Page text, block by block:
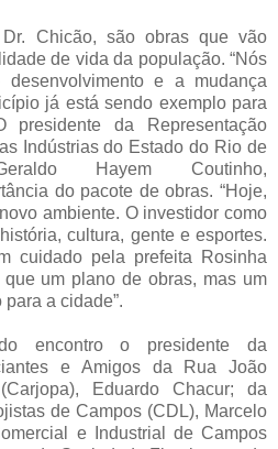
Chicão, são obras que vão
de vida da população. “Nós
e a mudança
já está sendo exemplo para
presidente da Representação
Indústrias do Estado do Rio de
Hayem Coutinho,
do pacote de obras. “Hoje,
ambiente. O investidor como
cultura, gente e esportes.
cuidado pela prefeita Rosinha
um plano de obras, mas um
a cidade”.
encontro o presidente da
e Amigos da Rua João
Eduardo Chacur; da
de Campos (CDL), Marcelo
e Industrial de Campos